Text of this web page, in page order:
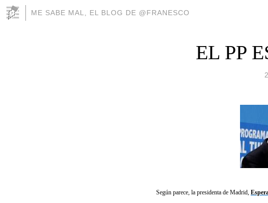
ME SABE MAL, EL BLOG DE @FRANESCO
EL PP
Según parece, la presidenta de Madrid,